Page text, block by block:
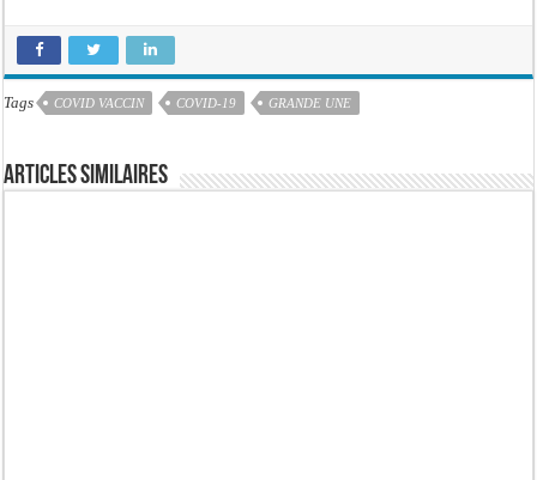
Tags COVID VACCIN COVID-19 GRANDE UNE
Articles similaires